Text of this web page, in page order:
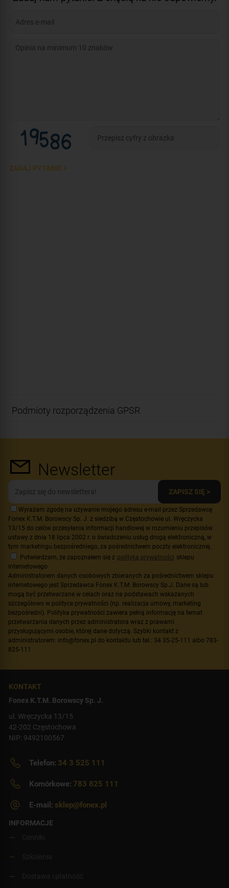
ZADAJ PYTANIE >
Podmioty rozporządzenia GPSR
Newsletter
ZAPISZ SIĘ >
Wyrażam zgodę na używanie mojego adresu e-mail przez Sprzedawcę
Fonex K.T.M. Borowscy Sp. J. z siedzibą w Częstochowie ul. Wręczycka
13/15 do celów przesyłania informacji handlowej w rozumieniu przepisów
ustawy z dnia 18 lipca 2002 r. o świadczeniu usług drogą elektroniczną, w
tym marketingu bezpośredniego, za pośrednictwem poczty elektronicznej.
Potwierdzam, że zapoznałem się z polityką prywatności sklepu
internetowego
Administratorem danych osobowych zbieranych za pośrednictwem sklepu
internetowego jest Sprzedawca Fonex K.T.M. Borowscy Sp.J. Dane są lub
mogą być przetwarzane w celach oraz na podstawach wskazanych
szczegółowo w polityce prywatności (np. realizacja umowy, marketing
bezpośredni). Polityka prywatności zawiera pełną informację na temat
przetwarzania danych przez administratora wraz z prawami
przysługującymi osobie, której dane dotyczą. Szybki kontakt z
administratorem: info@fonex.pl do kontaktu lub tel.: 34 35-25-111 albo 783-
825-111
KONTAKT
Fonex K.T.M. Borowscy Sp. J.
ul. Wręczycka 13/15
42-202 Częstochowa
NIP: 9492100567
Telefon: 34 3 525 111
Komórkowe: 783 825 111
E-mail: sklep@fonex.pl
INFORMACJE